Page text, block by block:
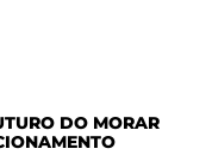
DO MORAR